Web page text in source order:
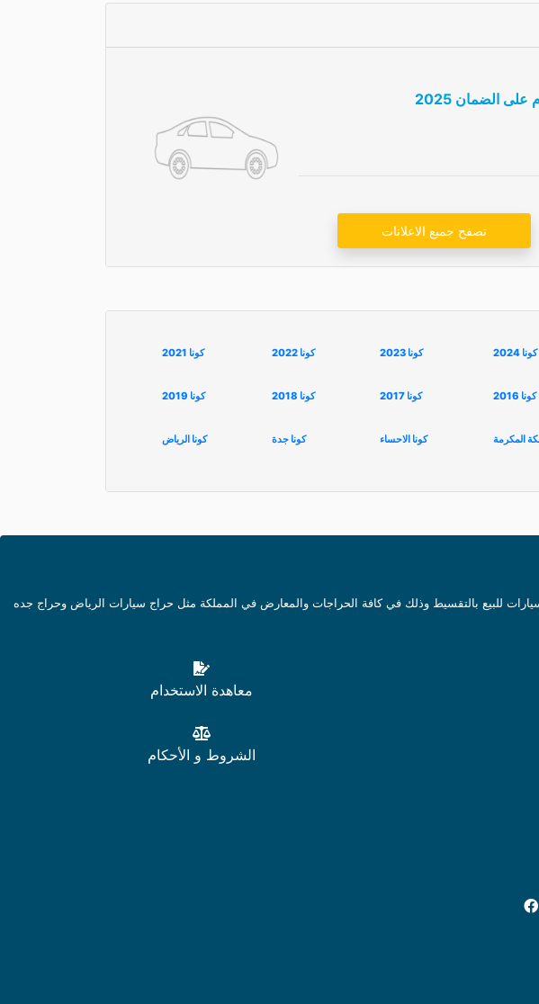
تصفح جميع الاعلانات
كونا 2021 كونا 2022 كونا 2023 كونا 2024
كونا 2019 كونا 2018 كونا 2017 كونا 2016
كونا الرياض كونا جدة كونا الاحساء المكرمة
للبيع بالتقسيط وذلك في كافة الحراجات والمعارض في المملكة مثل حراج سيارات الرياض وحراج جده
معاهدة الاستخدام
الشروط و الأحكام